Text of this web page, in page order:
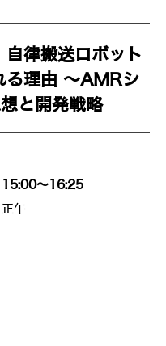
自律搬送ロボット
る理由 ～AMRシ
と開発戦略
15:00～16:25
午